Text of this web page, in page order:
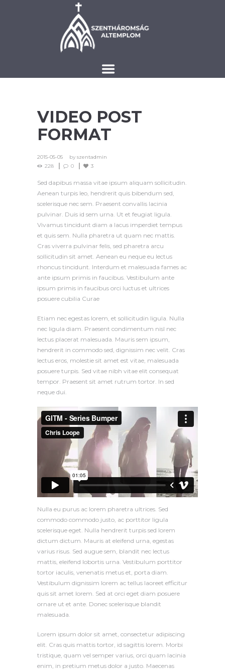
VIDEO POST
FORMAT
2015-05-05 by szentadmin
228
0 3
Sed dapibus massa vitae ipsum aliquam sollicitudin.
Aenean turpis leo, hendrerit quis bibendum sed,
scelerisque nec sem. Praesent convallis lacinia
pulvinar. Duis id sem urna. Ut et feugiat ligula.
Vivamus tincidunt diam a lacus imperdiet tempus
et quis sem. Nulla pharetra ut quam nec mattis.
Cras viverra pulvinar felis, sed pharetra arcu
sollicitudin sit amet. Aenean eu neque eu lectus
rhoncus tincidunt. Interdum et malesuada fames ac
ante ipsum primis in faucibus. Vestibulum ante
ipsum primis in faucibus orci luctus et ultrices
posuere cubilia Curae
Etiam nec egestas lorem, et sollicitudin ligula. Nulla
nec ligula diam. Praesent condimentum nisl nec
lectus placerat malesuada. Mauris sem ipsum,
hendrerit in commodo sed, dignissim nec velit. Cras
lectus eros, molestie sit amet est vitae, malesuada
posuere turpis. Sed vitae nibh vitae elit consequat
tempor. Praesent sit amet rutrum tortor. In sed
neque dui.
Nulla eu purus ac lorem pharetra ultrices. Sed
commodo commodo justo, ac porttitor ligula
scelerisque eget. Nulla hendrerit turpis sed lorem
dictum dictum. Mauris at eleifend urna, egestas
varius risus. Sed augue sem, blandit nec lectus
mattis, eleifend lobortis urna. Vestibulum porttitor
tortor iaculis, venenatis metus et, porta diam.
Vestibulum dignissim lorem ac tellus laoreet efficitur
quis sit amet lorem. Sed at orci eget diam posuere
ornare ut et ante. Donec scelerisque blandit
malesuada.
Lorem ipsum dolor sit amet, consectetur adipiscing
elit. Cras quis mattis tortor, id sagittis lorem. Morbi
tristique, quam vel semper varius, orci quam lacinia
enim, in pretium metus dolor a justo. Maecenas